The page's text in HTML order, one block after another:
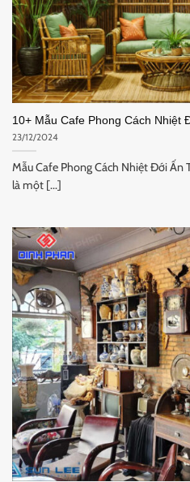
10+ Mẫu Cafe Phong Cách Nhiệt
23/12/2024
Mẫu Cafe Phong Cách Nhiệt Đới Ấn
là một [...]